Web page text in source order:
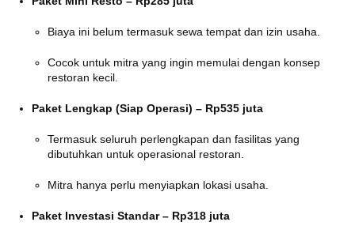
Biaya ini belum termasuk sewa tempat dan izin usaha.
Cocok untuk mitra yang ingin memulai dengan konsep
restoran kecil.
Paket Lengkap (Siap Operasi) – Rp535 juta
Termasuk seluruh perlengkapan dan fasilitas yang
dibutuhkan untuk operasional restoran.
Mitra hanya perlu menyiapkan lokasi usaha.
Paket Investasi Standar – Rp318 juta